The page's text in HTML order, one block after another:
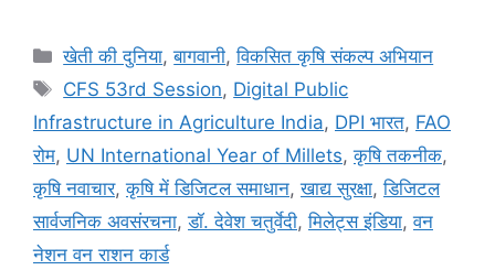
खेती की दुनिया,बागवानी,विकसित कृषि संकल्प अभियान
CFS 53rd Session, Digital Public
Infrastructure in Agriculture India, DPI भारत, FAO
रोम, UN International Year of Millets,कृषि तकनीक,
कृषि नवाचार,कृषि में डिजिटल समाधान,खाद्य सुरक्षा,डिजिटल
सार्वजनिक अवसंरचना,डॉ. देवे‍श चतुर्वेदी,मिलेट्स इंडिया,वन
नेशन वन राशन कार्ड